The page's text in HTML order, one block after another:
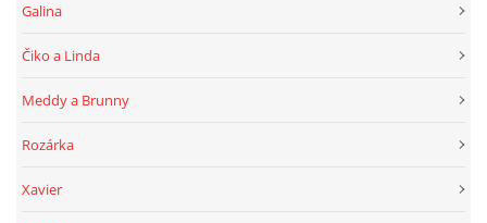
Galina
Čiko a Linda
Meddy a Brunny
Rozárka
Xavier